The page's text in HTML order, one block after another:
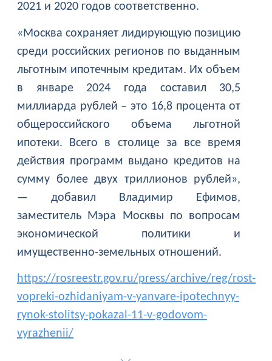
2021 и 2020 годов соответственно.
«Москва сохраняет лидирующую позицию
среди российских регионов по выданным
льготным ипотечным кредитам. Их объем
в январе 2024 года составил 30,5
миллиарда рублей – это 16,8 процента от
общероссийского объема льготной
ипотеки. Всего в столице за все время
действия программ выдано кредитов на
сумму более двух триллионов рублей»,
— добавил Владимир Ефимов,
заместитель Мэра Москвы по вопросам
экономической политики и
имущественно-земельных отношений.
https://rosreestr.gov.ru/press/archive/reg/rost-
vopreki-ozhidaniyam-v-yanvare-ipotechnyy-
rynok-stolitsy-pokazal-11-v-godovom-
vyrazhenii/